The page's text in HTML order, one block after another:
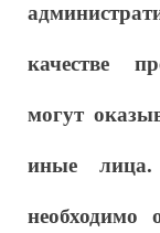
качестве
могут
иные лица.
необходимо